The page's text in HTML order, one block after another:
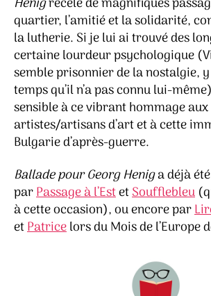
quartier, l’amitié et la solidarité,
la lutherie. Si je lui ai trouvé des
certaine lourdeur psychologique
semble prisonnier de la nostalgie,
temps qu’il n’a pas connu lui-
sensible à ce vibrant hommage aux
artistes/artisans d’art et à cette
Bulgarie d’après-guerre.
Ballade pour Georg Heniga déjà
parPassage à l’EstetSoufflebleu
à cette occasion), ou encore par
etPatricelors du Mois de l’Europe